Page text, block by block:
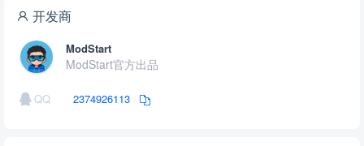
开发商
ModStart
ModStart官方出品
QQ 2374926113